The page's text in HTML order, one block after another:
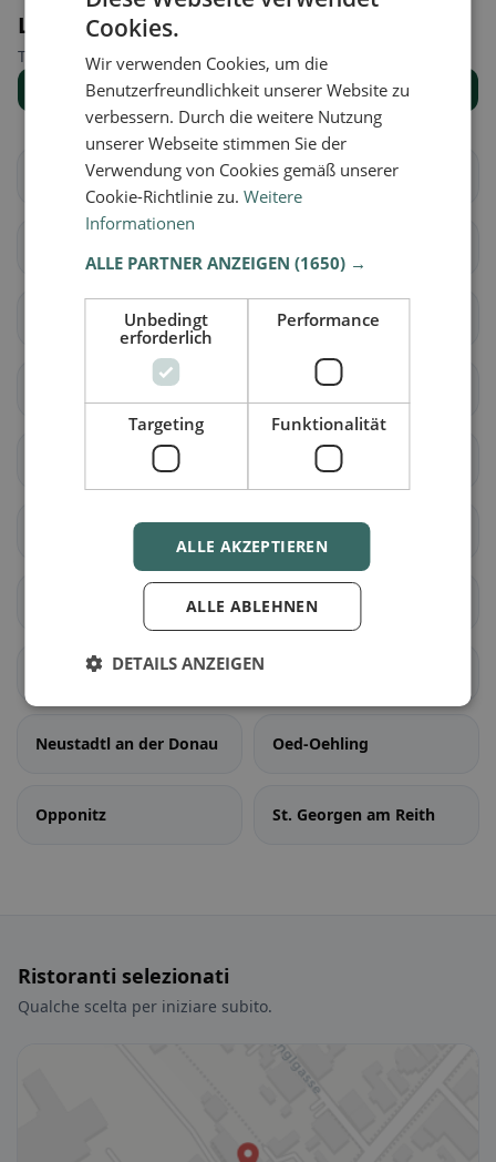
Luoghi nelle vicinanze
Trova il luogo giusto per la tua ricerca di ristoranti.
Mostra tutti i luoghi
Allhartsberg Amstetten
Biberbach
Ernsthofen
Euratsfeld
Hollenstein an der Ybbs
Kematen an der Ybbs
Neustadtl an der Donau Oed-Oehling
Opponitz St. Georgen am Reith
Ristoranti selezionati
Qualche scelta per iniziare subito.
Cookies.
Wir verwenden Cookies, um die
Benutzerfreundlichkeit unserer Website zu
verbessern. Durch die weitere Nutzung
unserer Webseite stimmen Sie der
Verwendung von Cookies gemäß unserer
Cookie-Richtlinie zu.Weitere
Informationen
ALLE PARTNER ANZEIGEN(1650) →
Unbedingt
erforderlich
Performance
Targeting Funktionalität
ALLE AKZEPTIEREN
ALLE ABLEHNEN
DETAILS ANZEIGEN